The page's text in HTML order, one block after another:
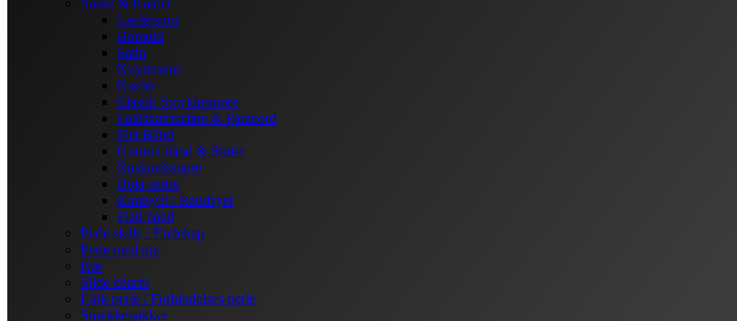
Snøre & Kæder
Lædersnor
Bomuld
Satin
Knyttesnor
Kæder
Elastik Smykkesnøre
Faldskærmsline & Paracord
Flet Bånd
Gummi bånd & Snøre
Ruskindssnøre
Bola snøre
Kantsyet / Randsyet
Flad bånd
Perle skåle / Endekap
Perle med øje
Rør
Slide charm
Link perle / Forbindelses perle
Smykkepakker